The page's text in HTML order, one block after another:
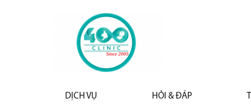
DỊCH VỤ HỎI & ĐÁP